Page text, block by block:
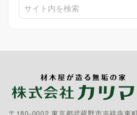
〒180-0002 東京都武蔵野市吉祥寺東